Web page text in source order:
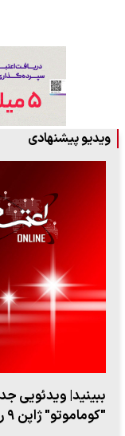
ویدیو پیشنهادی
"کوماموتو" ژاپن ۹ روز…